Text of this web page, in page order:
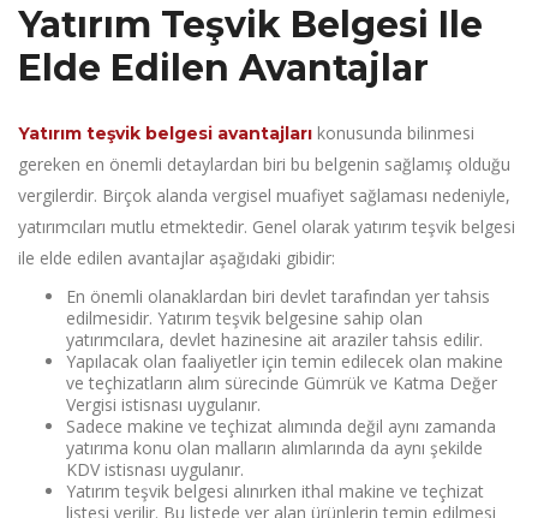
Yatırım Teşvik Belgesi Ile
Elde Edilen Avantajlar
Yatırım teşvik belgesi avantajları konusunda bilinmesi
gereken en önemli detaylardan biri bu belgenin sağlamış olduğu
vergilerdir. Birçok alanda vergisel muafiyet sağlaması nedeniyle,
yatırımcıları mutlu etmektedir. Genel olarak yatırım teşvik belgesi
ile elde edilen avantajlar aşağıdaki gibidir:
En önemli olanaklardan biri devlet tarafından yer tahsis
edilmesidir. Yatırım teşvik belgesine sahip olan
yatırımcılara, devlet hazinesine ait araziler tahsis edilir.
Yapılacak olan faaliyetler için temin edilecek olan makine
ve teçhizatların alım sürecinde Gümrük ve Katma Değer
Vergisi istisnası uygulanır.
Sadece makine ve teçhizat alımında değil aynı zamanda
yatırıma konu olan malların alımlarında da aynı şekilde
KDV istisnası uygulanır.
Yatırım teşvik belgesi alınırken ithal makine ve teçhizat
listesi verilir. Bu listede yer alan ürünlerin temin edilmesi